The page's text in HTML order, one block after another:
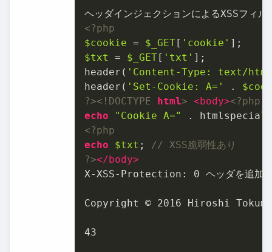
<?php
$cookie = $_GET[ 'cookie'
$txt
= $_GET[ 'txt' ];
header( 'Content-Type: text/
header( 'Set-Cookie: A=' .
?><!DOCTYPE html> <body><?php
echo
"Cookie A="
.
<?php
echo
$txt ;
// XSS脆弱性あり
?></body>
X-XSS-Protection: 0 ヘッダを追加し
Copyright © 2016 Hiroshi
43